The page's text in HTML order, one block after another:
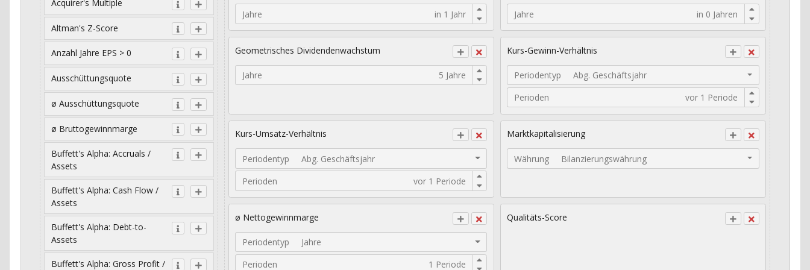
Acquirer's Multiple
Altman's Z-Score
Anzahl Jahre EPS > 0
Ausschüttungsquote
ø Ausschüttungsquote
ø Bruttogewinnmarge
Buffett's Alpha: Accruals /
Assets
Buffett's Alpha: Cash Flow /
Assets
Buffett's Alpha: Debt-to-
Assets
Buffett's Alpha: Gross Profit /
Jahre Jahre
Geometrisches Dividendenwachstum
Jahre
Kurs-Gewinn-Verhältnis
Periodentyp
Abg. Geschäftsjahr
Perioden
Kurs-Umsatz-Verhältnis
Periodentyp
Abg. Geschäftsjahr
Perioden
Marktkapitalisierung
Währung Bilanzierungswährung
ø Nettogewinnmarge
Periodentyp
Jahre
Perioden
Qualitäts-Score